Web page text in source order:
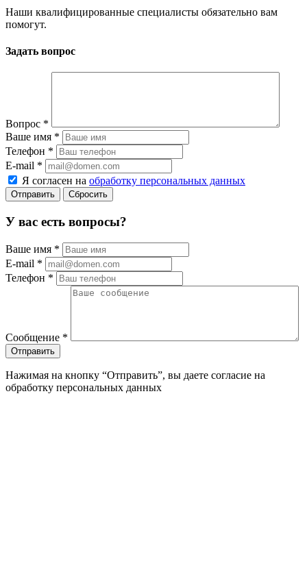
Наши квалифицированные специалисты обязательно вам
помогут.
Задать вопрос
Вопрос *
Ваше имя *
Телефон *
E-mail *
Я согласен на обработку персональных данных
Сбросить
У вас есть вопросы?
Ваше имя *
E-mail *
Телефон *
Сообщение *
Нажимая на кнопку “Отправить”, вы даете согласие на
обработку персональных данных